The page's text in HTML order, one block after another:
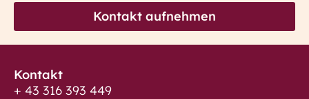
Kontakt aufnehmen
Kontakt
+ 43 316 393 449